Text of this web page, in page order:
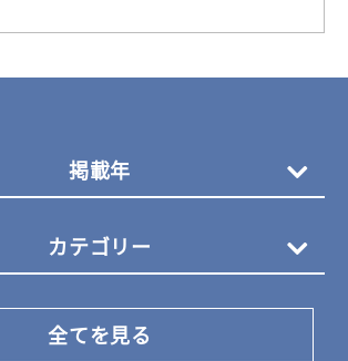
掲載年
カテゴリー
全てを見る